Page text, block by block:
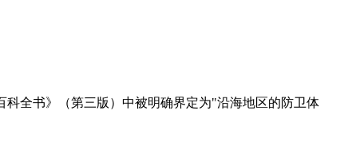
全书》（第三版）中被明确界定为"沿海地区的防卫体